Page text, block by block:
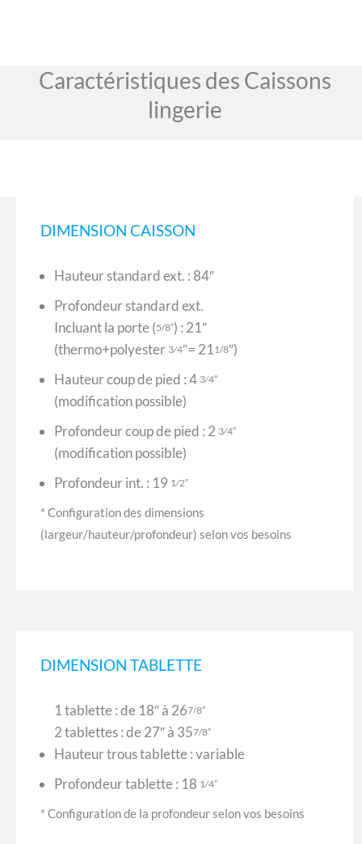
Caractéristiques des Caissons
lingerie
DIMENSION CAISSON
Hauteur standard ext. : 84″
Profondeur standard ext.
Incluant la porte (5/8″) : 21″
(thermo+polyester 3⁄4″= 21 1/8″)
Hauteur coup de pied : 4 3⁄4″
(modification possible)
Profondeur coup de pied : 2 3⁄4″
(modification possible)
Profondeur int. : 19 1⁄2″
* Configuration des dimensions
(largeur/hauteur/profondeur) selon vos besoins
DIMENSION TABLETTE
1 tablette : de 18″ à 267/8″
2 tablettes : de 27″ à 357/8″
Hauteur trous tablette : variable
Profondeur tablette : 18 1⁄4″
* Configuration de la profondeur selon vos besoins